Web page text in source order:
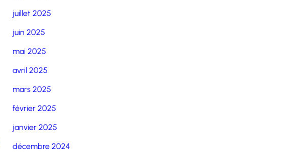
juillet 2025
juin 2025
mai 2025
avril 2025
mars 2025
février 2025
janvier 2025
décembre 2024